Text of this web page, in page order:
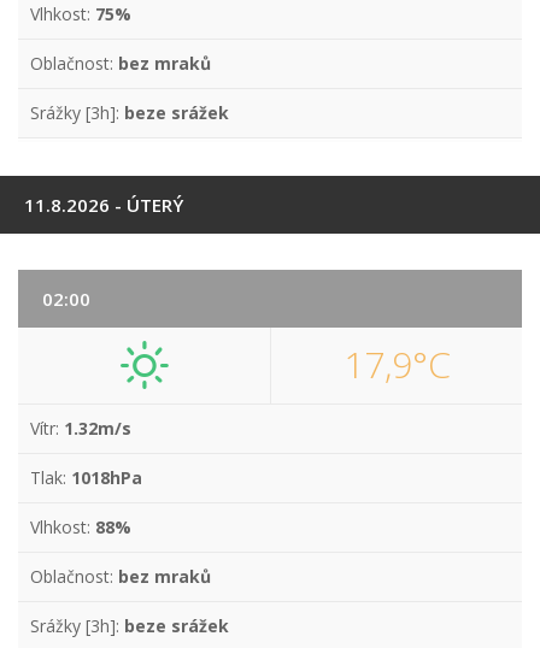
Vlhkost: 75%
Oblačnost: bez mraků
Srážky [3h]: beze srážek
11.8.2026 - ÚTERÝ
02:00
17,9°C
Vítr: 1.32m/s
Tlak: 1018hPa
Vlhkost: 88%
Oblačnost: bez mraků
Srážky [3h]: beze srážek